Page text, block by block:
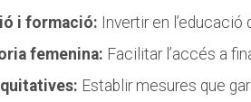
i formació: ⁢Invertir en
femenina: Facilitar l’accés a
‌Establir mesures que